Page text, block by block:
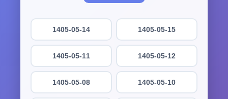
1405-05-15
1405-05-14
1405-05-12
1405-05-11
1405-05-10
1405-05-08